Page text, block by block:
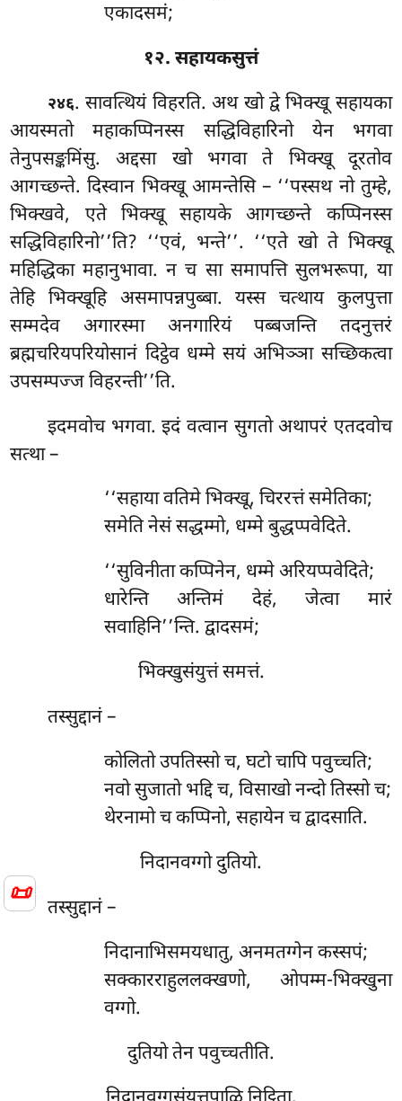
📜
एकादसमं;
१२. सहायकसुत्तं
२४६. सावत्थियं विहरति. अथ खो द्वे भिक्खू सहायका
आयस्मतो महाकप्पिनस्स सद्धिविहारिनो येन भगवा
तेनुपसङ्कमिंसु. अद्दसा खो भगवा ते भिक्खू दूरतोव
आगच्छन्ते. दिस्वान भिक्खू आमन्तेसि – ‘‘पस्सथ नो तुम्हे,
भिक्खवे, एते भिक्खू सहायके आगच्छन्ते कप्पिनस्स
सद्धिविहारिनो’’ति? ‘‘एवं, भन्ते’’. ‘‘एते खो ते भिक्खू
महिद्धिका महानुभावा. न च सा समापत्ति सुलभरूपा, या
तेहि भिक्खूहि असमापन्नपुब्बा. यस्स चत्थाय कुलपुत्ता
सम्मदेव अगारस्मा अनगारियं पब्बजन्ति तदनुत्तरं
ब्रह्मचरियपरियोसानं दिट्ठेव धम्मे सयं अभिञ्ञा सच्छिकत्वा
उपसम्पज्ज विहरन्ती’’ति.
इदमवोच भगवा. इदं वत्वान सुगतो अथापरं एतदवोच
सत्था –
‘‘सहाया वतिमे भिक्खू, चिररत्तं समेतिका;
समेति नेसं सद्धम्मो, धम्मे बुद्धप्पवेदिते.
‘‘सुविनीता कप्पिनेन, धम्मे अरियप्पवेदिते;
धारेन्ति अन्तिमं देहं, जेत्वा मारं
सवाहिनि’’न्ति. द्वादसमं;
भिक्खुसंयुत्तं समत्तं.
तस्सुद्दानं –
कोलितो उपतिस्सो च, घटो चापि पवुच्चति;
नवोसुजातो भद्दि च, विसाखो नन्दो तिस्सो च;
थेरनामो च कप्पिनो, सहायेन च द्वादसाति.
निदानवग्गो दुतियो.
तस्सुद्दानं –
निदानाभिसमयधातु, अनमतग्गेन कस्सपं;
सक्कारराहुललक्खणो, ओपम्म-भिक्खुना
वग्गो.
दुतियो तेन पवुच्चतीति.